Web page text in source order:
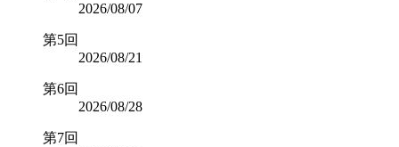
2026/08/07
第5回
2026/08/21
第6回
2026/08/28
第7回